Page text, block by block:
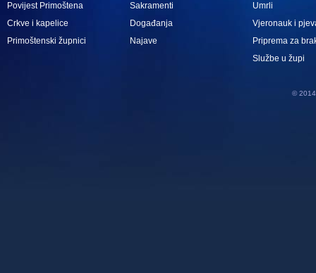
Povijest Primoštena
Crkve i kapelice
Primoštenski župnici
Sakramenti
Događanja
Najave
Umrli
Vjeronauk i
Priprema za
Službe u župi
© 2014